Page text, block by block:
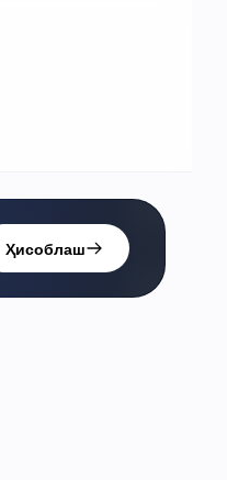
Ҳисоблаш